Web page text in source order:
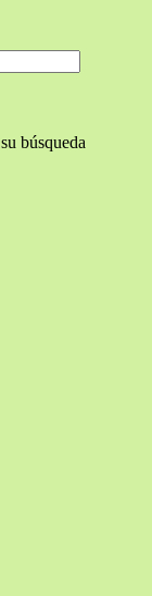
búsqueda